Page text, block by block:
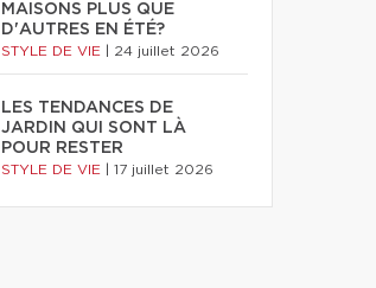
MAISONS PLUS QUE
D'AUTRES EN ÉTÉ?
STYLE DE VIE 24 juillet 2026
LES TENDANCES DE
JARDIN QUI SONT LÀ
POUR RESTER
STYLE DE VIE 17 juillet 2026